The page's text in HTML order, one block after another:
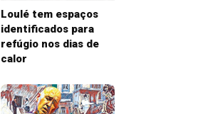
Loulé tem espaços
identificados para
refúgio nos dias de
calor